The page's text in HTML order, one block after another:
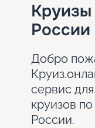
России
Добро
сервис
круизов
России.